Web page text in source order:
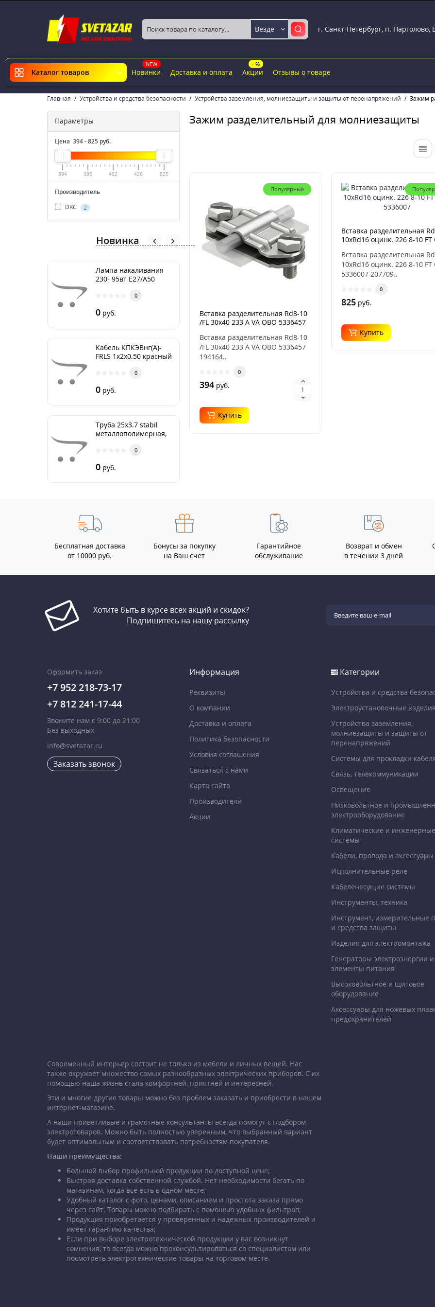
г. Санкт-Петербург, п.
Везде
Каталог товаров
NEW
Новинки Доставка и оплата
- %
Акции Отзывы о товаре
Главная Устройства и средства безопасности Устройства заземления, молниезащиты и защиты от перенапряжений Зажим
Параметры
Цена 394-825 руб.
394 395 402 426 825
Производитель
DKC
2
Новинка
Лампа накаливания
230- 95вт Е27/А50
0
0 руб.
Кабель КПКЭВнг(А)-
FRLS 1х2х0.50 красный
0
0 руб.
Труба 25х3.7 stabil
металлополимерная,
0
0 руб.
Пленка укрывная 7
0руб.
Сетка стеклотканевая
гр/м2, 250 мм х 10 м
Зажим разделительный для молниезащиты
Популярный
Вставка разделительная Rd8-10
/FL 30х40 233 A VA OBO 5336457
Вставка разделительная Rd8-10
/FL 30х40 233 A VA OBO 5336457
194164..
0
394руб.
Купить
Вставка разделительная
10хRd16 оцинк. 226 8-10 FT
Вставка разделительная
10хRd16 оцинк. 226 8-10 FT
5336007 207709..
0
825руб.
Купить
Бесплатная доставка
от 10000 руб.
Бонусы за покупку
на Ваш счет
Гарантийное
обслуживание
Возврат и обмен
в течении 3 дней
Хотите быть в курсе всех акций и скидок?
Подпишитесь на нашу рассылку
Оформить заказ
+7 952 218-73-17
+7 812 241-17-44
Звоните нам с 9:00 до 21:00
Без выходных
info@svetazar.ru
Заказать звонок
Информация
Реквизиты
О компании
Доставка и оплата
Политика безопасности
Условия соглашения
Связаться с нами
Карта сайта
Производители
Акции
Категории
Устройства и средства
Электроустановочные изделия
Устройства заземления,
молниезащиты и защиты от
перенапряжений
Системы для прокладки
Связь, телекоммуникации
Освещение
Низковольтное и
электрооборудование
Климатические и инженерные
системы
Кабели, провода и аксессуары
Исполнительные реле
Кабеленесущие системы
Инструменты, техника
Инструмент, измерительные
и средства защиты
Изделия для электромонтажа
Генераторы электроэнергии и
элементы питания
Высоковольтное и щитовое
оборудование
Аксессуары для ножевых
предохранителей
Современный интерьер состоит не только из мебели и личных вещей. Нас
также окружает множество самых разнообразных электрических приборов. С их
помощью наша жизнь стала комфортней, приятней и интересней.
Эти и многие другие товары можно без проблем заказать и приобрести в нашем
интернет-магазине.
А наши приветливые и грамотные консультанты всегда помогут с подбором
электротоваров. Можно быть полностью уверенным, что выбранный вариант
будет оптимальным и соответствовать потребностям покупателя.
Наши преимущества:
Большой выбор профильной продукции по доступной цене;
Быстрая доставка собственной службой. Нет необходимости бегать по
магазинам, когда всё есть в одном месте;
Удобный каталог с фото, ценами, описанием и простота заказа прямо
через сайт. Товары можно подбирать с помощью удобных фильтров;
Продукция приобретается у проверенных и надежных производителей и
имеет гарантию качества;
Если при выборе электротехнической продукции у вас возникнут
сомнения, то всегда можно проконсультироваться со специалистом или
посмотреть электротехнические товары на торговом месте.